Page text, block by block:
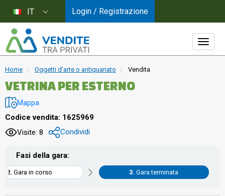
Home Oggetti d'arte o antiquariato Vendita
VETRINA PER ESTERNO
Mappa
Codice vendita: 1625969
Visite: 8
Condividi
Fasi della gara:
Gara in corso Gara terminata
IT Login / Registrazione